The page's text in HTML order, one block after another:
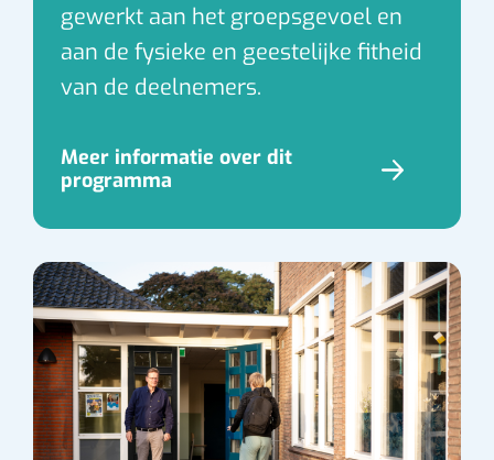
gewerkt aan het groepsgevoel en
aan de fysieke en geestelijke fitheid
van de deelnemers.
Meer informatie over dit
programma